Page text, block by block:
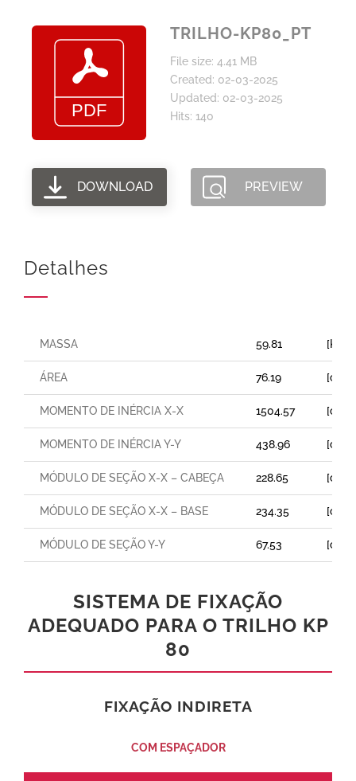
TRILHO-KP80_PT
File size: 4.41 MB
Created: 02-03-2025
Updated: 02-03-2025
Hits: 140
DOWNLOAD PREVIEW
Detalhes
MASSA 59.81 [Kg/
ÁREA 76.19 [cm²]
MOMENTO DE INÉRCIA X-X 1504.57 [cm⁴]
MOMENTO DE INÉRCIA Y-Y 438.96 [cm⁴]
MÓDULO DE SEÇÃO X-X – CABEÇA 228.65 [cm³]
MÓDULO DE SEÇÃO X-X – BASE 234.35 [cm³]
MÓDULO DE SEÇÃO Y-Y 67.53 [cm³]
SISTEMA DE FIXAÇÃO
ADEQUADO PARA O TRILHO KP
80
FIXAÇÃO INDIRETA
COM ESPAÇADOR